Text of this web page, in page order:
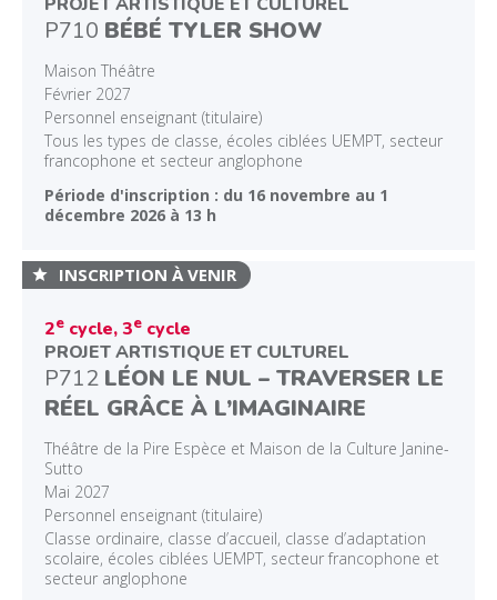
P710 BÉBÉ TYLER SHOW
Maison Théâtre
Février 2027
Personnel enseignant (titulaire)
Tous les types de classe, écoles ciblées UEMPT, secteur
francophone et secteur anglophone
Période d'inscription : du 16 novembre au 1
décembre 2026 à 13 h
2e cycle, 3e cycle
PROJET ARTISTIQUE ET CULTUREL
P712 LÉON LE NUL – TRAVERSER LE
RÉEL GRÂCE À L’IMAGINAIRE
Théâtre de la Pire Espèce et Maison de la Culture Janine-
Sutto
Mai 2027
Personnel enseignant (titulaire)
Classe ordinaire, classe d’accueil, classe d’adaptation
scolaire, écoles ciblées UEMPT, secteur francophone et
secteur anglophone
INSCRIPTION À VENIR